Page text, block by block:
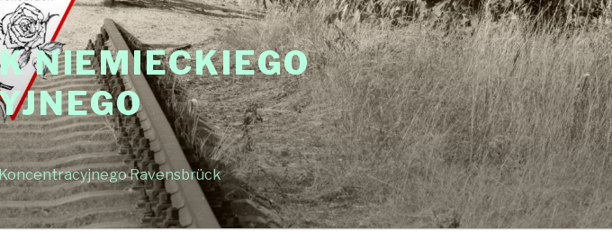
NIEMIECKIEGO
Ravensbrück